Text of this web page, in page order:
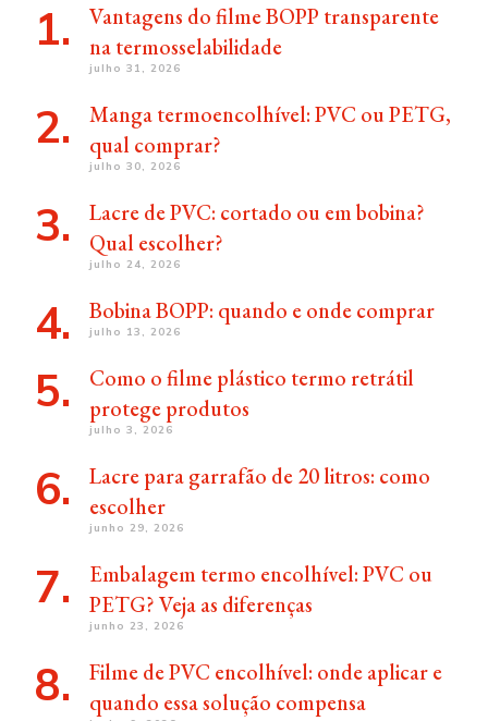
Vantagens do filme BOPP transparente
na termosselabilidade
julho 31, 2026
Manga termoencolhível: PVC ou PETG,
qual comprar?
julho 30, 2026
Lacre de PVC: cortado ou em bobina?
Qual escolher?
julho 24, 2026
Bobina BOPP: quando e onde comprar
julho 13, 2026
Como o filme plástico termo retrátil
protege produtos
julho 3, 2026
Lacre para garrafão de 20 litros: como
escolher
junho 29, 2026
Embalagem termo encolhível: PVC ou
PETG? Veja as diferenças
junho 23, 2026
Filme de PVC encolhível: onde aplicar e
quando essa solução compensa